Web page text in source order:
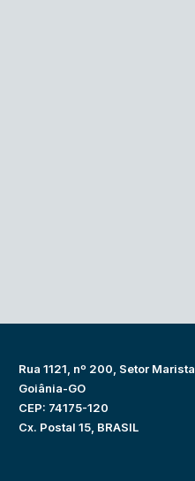
Rua 1121, nº 200, Setor Marista
Goiânia-GO
CEP: 74175-120
Cx. Postal 15, BRASIL